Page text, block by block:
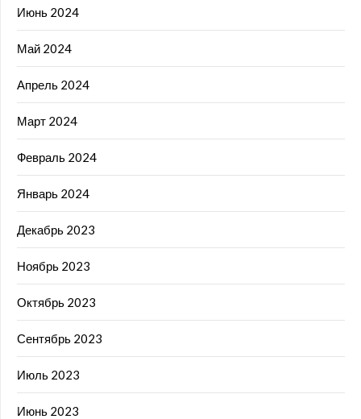
Июнь 2024
Май 2024
Апрель 2024
Март 2024
Февраль 2024
Январь 2024
Декабрь 2023
Ноябрь 2023
Октябрь 2023
Сентябрь 2023
Июль 2023
Июнь 2023